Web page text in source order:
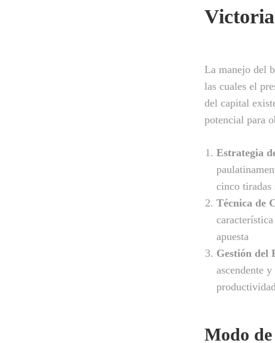
La manejo del
las cuales el
del capital
potencial para
Estrategia
cinco tiradas
Técnica de
apuesta
Gestión del
ascendente
Modo